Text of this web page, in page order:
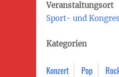
Veranstaltungsort
Sport- und
Kategorien
Konzert Pop